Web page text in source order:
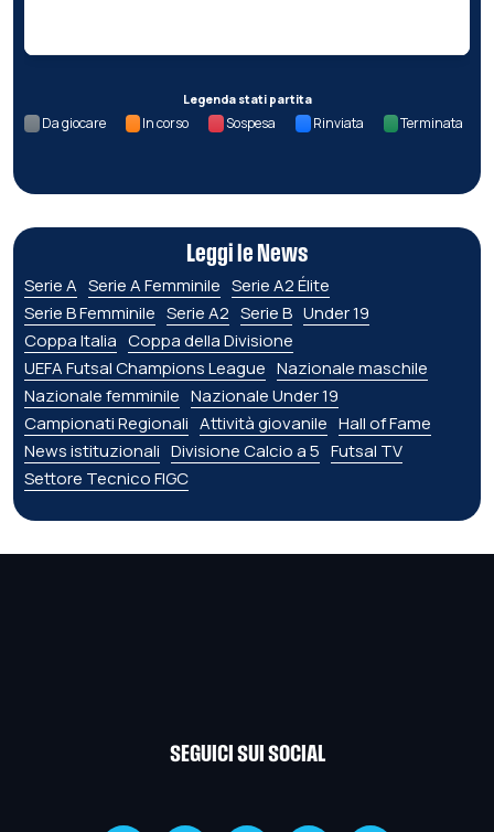
Legenda stati partita
Da giocare In corso Sospesa Rinviata Terminata
Leggi le News
Serie A Serie A Femminile Serie A2 Élite
Serie B Femminile Serie A2 Serie B Under 19
Coppa Italia Coppa della Divisione
UEFA Futsal Champions League Nazionale maschile
Nazionale femminile Nazionale Under 19
Campionati Regionali Attività giovanile Hall of Fame
News istituzionali Divisione Calcio a 5 Futsal TV
Settore Tecnico FIGC
SEGUICI SUI SOCIAL